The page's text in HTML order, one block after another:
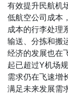
有效提升民航机
低航空公司成本
成本的行李处理
输送、分拣和搬
经济的发展也在
起已超过Y机场
需求仍在飞速增
满足未来发展需